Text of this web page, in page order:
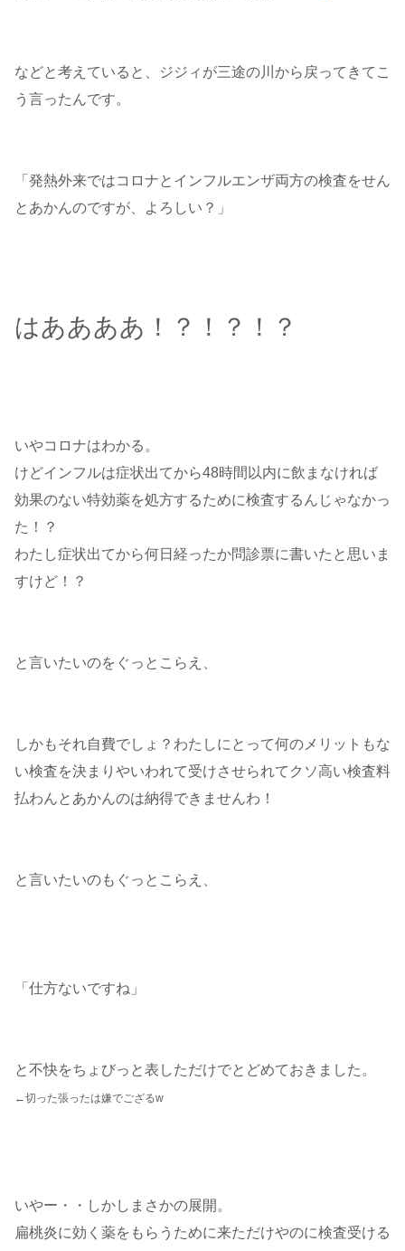
などと考えていると、ジジィが三途の川から戻ってきてこ
う言ったんです。
「発熱外来ではコロナとインフルエンザ両方の検査をせん
とあかんのですが、よろしい？」
はああああ！？！？！？
いやコロナはわかる。
けどインフルは症状出てから48時間以内に飲まなければ
効果のない特効薬を処方するために検査するんじゃなかっ
た！？
わたし症状出てから何日経ったか問診票に書いたと思いま
すけど！？
と言いたいのをぐっとこらえ、
しかもそれ自費でしょ？わたしにとって何のメリットもな
い検査を決まりやいわれて受けさせられてクソ高い検査料
払わんとあかんのは納得できませんわ！
と言いたいのもぐっとこらえ、
「仕方ないですね」
と不快をちょびっと表しただけでとどめておきました。
←切った張ったは嫌でござるw
いやー・・しかしまさかの展開。
扁桃炎に効く薬をもらうために来ただけやのに検査受ける